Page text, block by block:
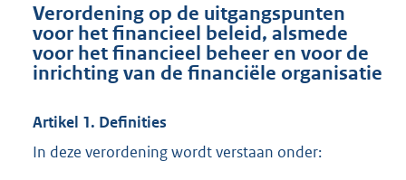
Verordening op de uitgangspunten
voor het financieel beleid, alsmede
voor het financieel beheer en voor de
inrichting van de financiële organisatie
Artikel 1. Definities
In deze verordening wordt verstaan onder: